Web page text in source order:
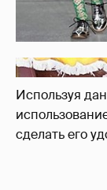
Используя
сделать его